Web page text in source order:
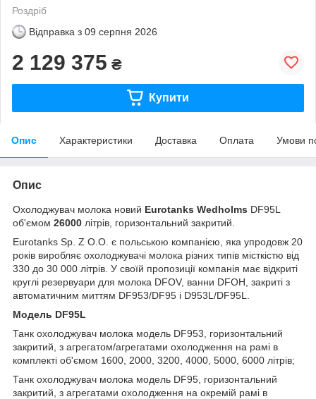
Роздріб
Відправка з 09 серпня 2026
2 129 375 ₴
Купити
Опис Характеристики Доставка Оплата Умови
Опис
Охолоджувач молока новий Eurotanks Wedholms DF95L
об'ємом 26000 літрів, горизонтальний закритий.
Eurotanks Sp. Z O.O. є польською компанією, яка упродовж 20
років виробляє охолоджувачі молока різних типів місткістю від
330 до 30 000 літрів. У своїй пропозиції компанія має відкриті
круглі резервуари для молока DFOV, ванни DFOH, закриті з
автоматичним миттям DF953/DF95 і D953L/DF95L.
Модель DF95L
Танк охолоджувач молока модель DF953, горизонтальний
закритий, з агрегатом/агрегатами охолодження на рамі в
комплекті об'ємом 1600, 2000, 3200, 4000, 5000, 6000 літрів;
Танк охолоджувач молока модель DF95, горизонтальний
закритий, з агрегатами охолодження на окремій рамі в